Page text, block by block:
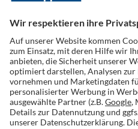
Folge uns